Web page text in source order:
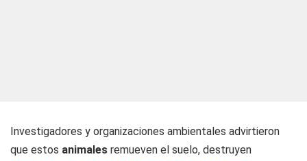
Investigadores y organizaciones ambientales advirtieron
que estos animales remueven el suelo, destruyen